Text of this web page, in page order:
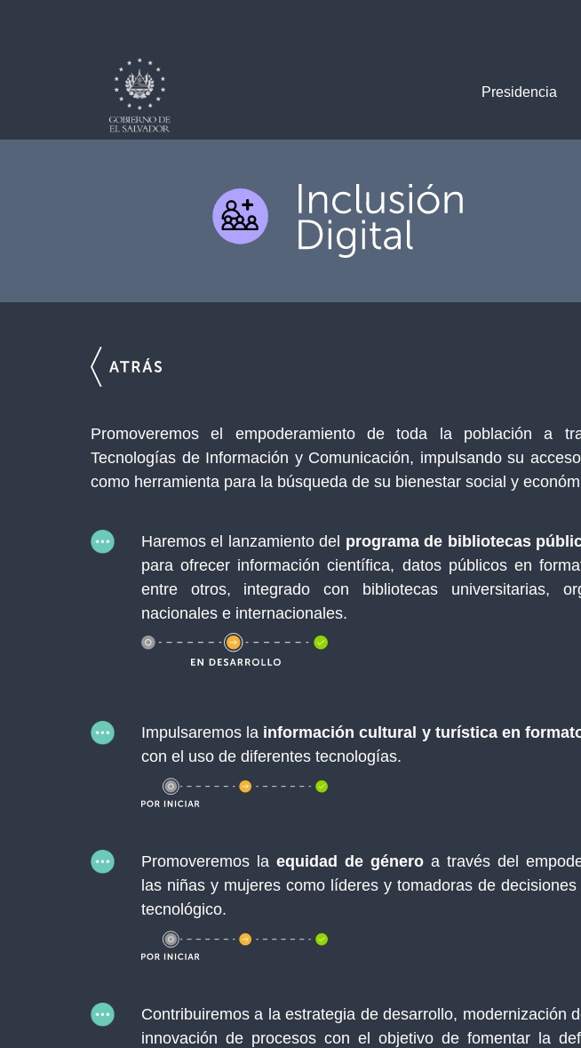
Presidencia
Promoveremos el empoderamiento de toda la población a
Tecnologías de Información y Comunicación, impulsando su
como herramienta para la búsqueda de su bienestar social y
Haremos el lanzamiento del programa de bibliotecas
para ofrecer información científica, datos públicos en
entre otros, integrado con bibliotecas universitarias,
nacionales e internacionales.
Impulsaremos la información cultural y turística en
con el uso de diferentes tecnologías.
Promoveremos la equidad de géneroa través del
las niñas y mujeres como líderes y tomadoras de
tecnológico.
Contribuiremos a la estrategia de desarrollo, modernización
innovación de procesos con el objetivo de fomentar la